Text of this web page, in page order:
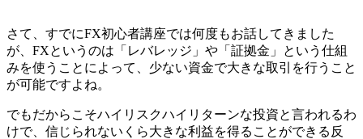
さて、すでにFX初心者講座では何度もお話してきました
が、 FXというのは「レバレッジ」や「証拠金」という仕組
みを使うことによって、少ない資金で大きな取引を行うこと
が可能ですよね。
でもだからこそハイリスクハイリターンな投資と言われるわ
けで、信じられないくら大きな利益を得ることができる反